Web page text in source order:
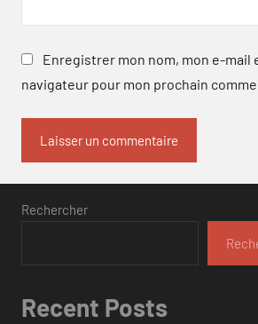
Enregistrer mon nom, mon e-mail
navigateur pour mon prochain
Rechercher
Recent Posts